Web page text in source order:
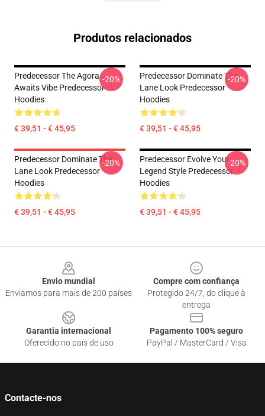
Produtos relacionados
Predecessor The Agora
Awaits Vibe Predecessor
Hoodies
€ 39,51 - € 45,95
-20%
Predecessor Dominate The
Lane Look Predecessor
Hoodies
€ 39,51 - € 45,95
-20%
Predecessor Dominate The
Lane Look Predecessor
Hoodies
€ 39,51 - € 45,95
-20%
Predecessor Evolve Your
Legend Style Predecessor
Hoodies
€ 39,51 - € 45,95
-20%
Envio mundial
Enviamos para mais de 200 países
Compre com confiança
Protegido 24/7, do clique à
entrega
Garantia internacional
Oferecido no país de uso
Pagamento 100% seguro
PayPal / MasterCard / Visa
Contacte-nos